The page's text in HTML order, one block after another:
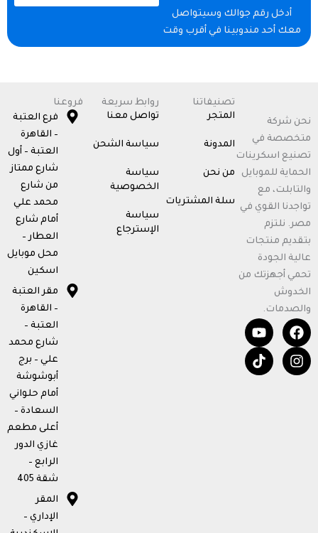
ل
ت
أدخل رقم جوالك وسيتواصل
معك أحد مندوبينا في أقرب وقت
نحن شركة
متخصصة في
تصنيع اسكرينات
الحماية للموبايل
والتابلت، مع
تواجدنا القوي في
مصر. نلتزم
بتقديم منتجات
عالية الجودة
تحمي أجهزتك من
الخدوش
والصدمات.
F
a
c
e
Y
o
u
t
I
n
s
t
T
i
k
t
تصنيفاتنا
المتجر
المدونة
من نحن
سلة المشتريات
روابط سريعة
تواصل معنا
سياسة الشحن
سياسة
الخصوصية
سياسة
الإسترجاع
فروعنا
فرع العتبة
– القاهرة
العتبة – أول
شارع ممتاز
من شارع
محمد علي
أمام شارع
العطار –
محل موبايل
اسكين
مقر العتبة
– القاهرة
العتبة –
شارع محمد
علي – برج
أبوشوشة
أمام حلواني
السعادة –
أعلى مطعم
غازي الدور
الرابع –
شقة 405
المقر
الإداري –